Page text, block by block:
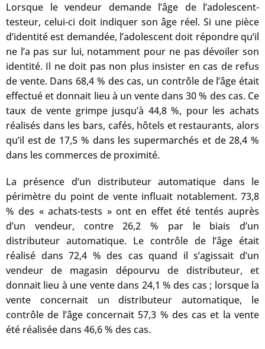
Lorsque le vendeur demande l’âge de l’adolescent-
testeur, celui-ci doit indiquer son âge réel. Si une pièce
d’identité est demandée, l’adolescent doit répondre qu’il
ne l’a pas sur lui, notamment pour ne pas dévoiler son
identité. Il ne doit pas non plus insister en cas de refus
de vente. Dans 68,4 % des cas, un contrôle de l’âge était
effectué et donnait lieu à un vente dans 30 % des cas. Ce
taux de vente grimpe jusqu’à 44,8 %, pour les achats
réalisés dans les bars, cafés, hôtels et restaurants, alors
qu’il est de 17,5 % dans les supermarchés et de 28,4 %
dans les commerces de proximité.
La présence d’un distributeur automatique dans le
périmètre du point de vente influait notablement. 73,8
% des « achats-tests » ont en effet été tentés auprès
d’un vendeur, contre 26,2 % par le biais d’un
distributeur automatique. Le contrôle de l’âge était
réalisé dans 72,4 % des cas quand il s’agissait d’un
vendeur de magasin dépourvu de distributeur, et
donnait lieu à une vente dans 24,1 % des cas ; lorsque la
vente concernait un distributeur automatique, le
contrôle de l’âge concernait 57,3 % des cas et la vente
été réalisée dans 46,6 % des cas.